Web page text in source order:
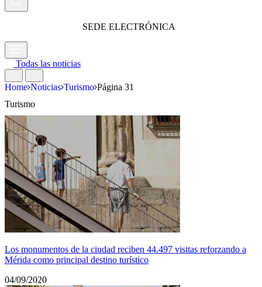
SEDE ELECTRÓNICA
Todas las noticias
Home Noticias Turismo Página 31
Turismo
Los monumentos de la ciudad reciben 44.497 visitas reforzando a
Mérida como principal destino turístico
04/09/2020